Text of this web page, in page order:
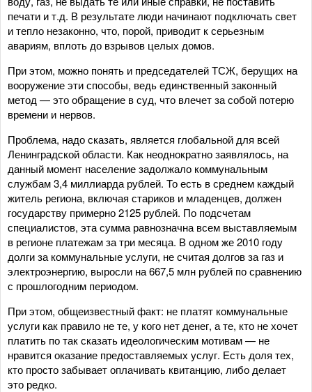
печати и т.д. В результате люди начинают подключать свет
и тепло незаконно, что, порой, приводит к серьезным
авариям, вплоть до взрывов целых домов.
При этом, можно понять и председателей ТСЖ, берущих на
вооружение эти способы, ведь единственный законный
метод — это обращение в суд, что влечет за собой потерю
времени и нервов.
Проблема, надо сказать, является глобальной для всей
Ленинградской области. Как неоднократно заявлялось, на
данный момент население задолжало коммунальным
службам 3,4 миллиарда рублей. То есть в среднем каждый
житель региона, включая стариков и младенцев, должен
государству примерно 2125 рублей. По подсчетам
специалистов, эта сумма равнозначна всем выставляемым
в регионе платежам за три месяца. В одном же 2010 году
долги за коммунальные услуги, не считая долгов за газ и
электроэнергию, выросли на 667,5 млн рублей по сравнению
с прошлогодним периодом.
При этом, общеизвестный факт: не платят коммунальные
услуги как правило не те, у кого нет денег, а те, кто не хочет
платить по так сказать идеологическим мотивам — не
нравится оказание предоставляемых услуг. Есть доля тех,
кто просто забывает оплачивать квитанцию, либо делает
это редко.